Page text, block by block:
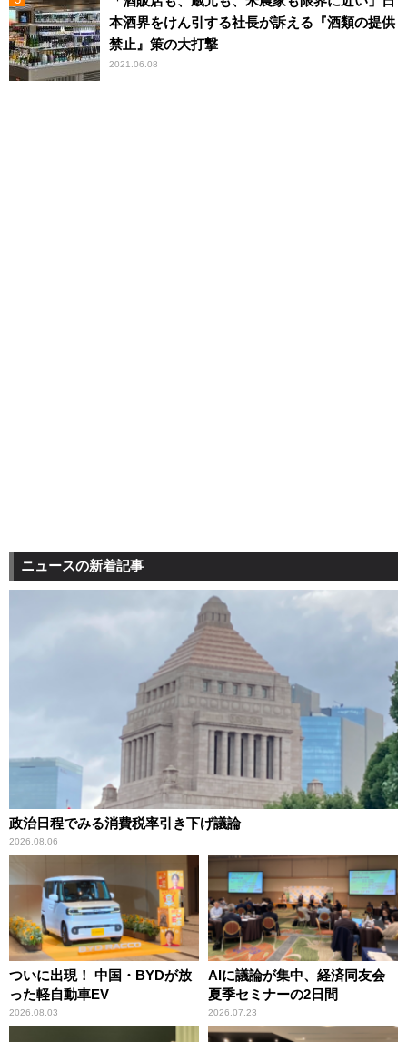
本酒界をけん引する社長が訴える『酒類の提供
禁止』策の大打撃
2021.06.08
ニュースの新着記事
政治日程でみる消費税率引き下げ議論
2026.08.06
ついに出現！ 中国・BYDが放
った軽自動車EV
2026.08.03
AIに議論が集中、経済同友会
夏季セミナーの2日間
2026.07.23